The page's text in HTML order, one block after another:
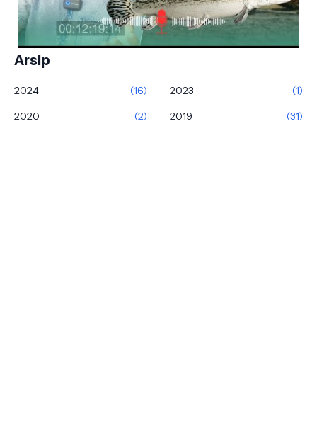
Arsip
2024 (16) 2023
(1)
2020
(2) 2019 (31)